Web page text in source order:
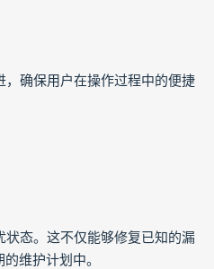
确保用户在操作过程中的便捷
态。这不仅能够修复已知的漏
维护计划中。